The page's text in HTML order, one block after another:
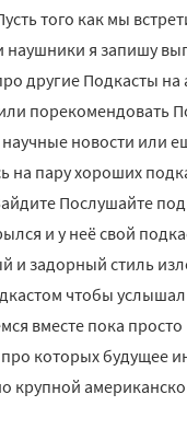
того как мы
я запишу
другие Подкасты
порекомендовать
новости или
на пару хороших
Послушайте
и у неё свой
и задорный стиль
чтобы
вместе пока
которых будущее
крупной